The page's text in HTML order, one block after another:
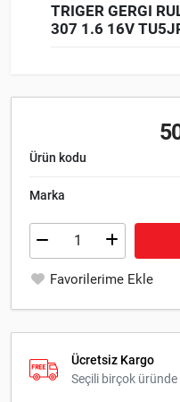
TRIGER GERGI
307 1.6 16V
Ürün kodu
Marka
Favorilerime Ekle
Ücretsiz Kargo
Seçili birçok üründe